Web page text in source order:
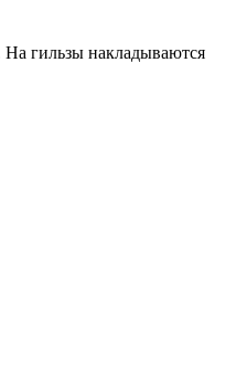
гильзы накладываются